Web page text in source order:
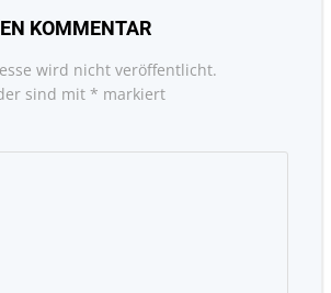
KOMMENTAR
wird nicht veröffentlicht.
sind mit * markiert